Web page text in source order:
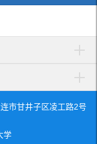
市甘井子区凌工路2号
学